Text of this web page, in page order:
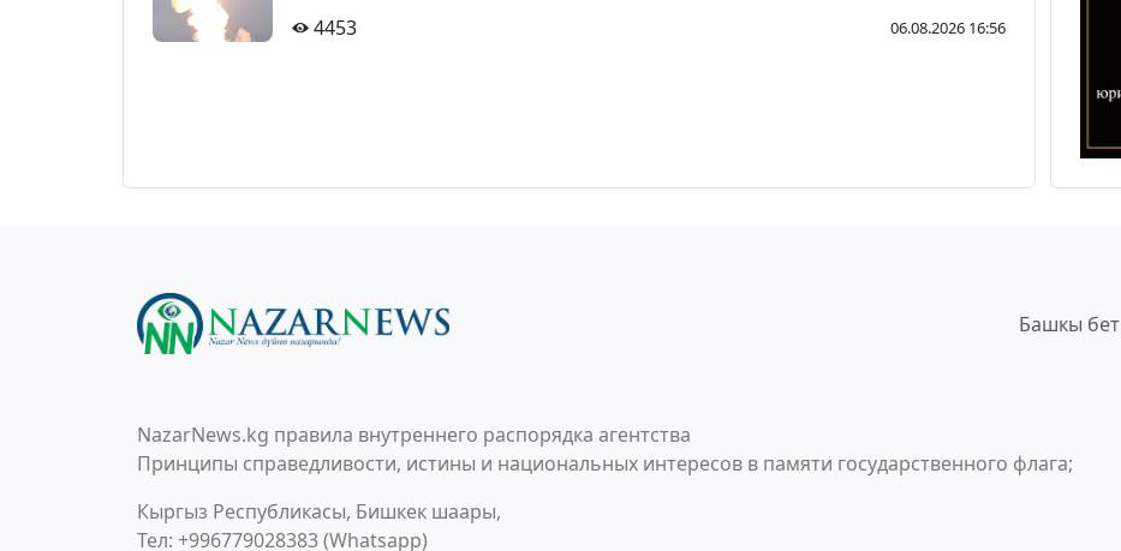
4453 06.08.2026 16:56
Башкы бет
NazarNews.kg правила внутреннего распорядка агентства
Принципы справедливости, истины и национальных интересов в памяти государственного флага;
Кыргыз Республикасы, Бишкек шаары,
Тел: +996779028383 (Whatsapp)